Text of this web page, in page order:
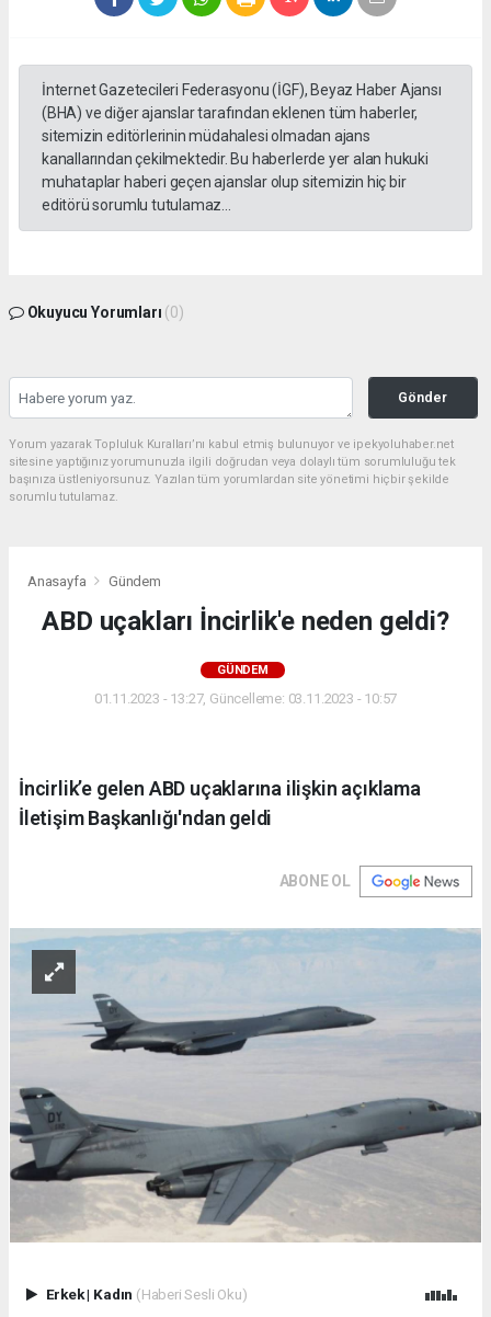
İnternet Gazetecileri Federasyonu (İGF), Beyaz Haber Ajansı
(BHA) ve diğer ajanslar tarafından eklenen tüm haberler,
sitemizin editörlerinin müdahalesi olmadan ajans
kanallarından çekilmektedir. Bu haberlerde yer alan hukuki
muhataplar haberi geçen ajanslar olup sitemizin hiç bir
editörü sorumlu tutulamaz...
Okuyucu Yorumları (0)
Gönder
Yorum yazarak Topluluk Kuralları’nı kabul etmiş bulunuyor ve ipekyoluhaber.net
sitesine yaptığınız yorumunuzla ilgili doğrudan veya dolaylı tüm sorumluluğu tek
başınıza üstleniyorsunuz. Yazılan tüm yorumlardan site yönetimi hiçbir şekilde
sorumlu tutulamaz.
Anasayfa Gündem
ABD uçakları İncirlik'e neden geldi?
GÜNDEM
01.11.2023 - 13:27, Güncelleme: 03.11.2023 - 10:57
İncirlik’e gelen ABD uçaklarına ilişkin açıklama
İletişim Başkanlığı'ndan geldi
ABONE OL
Erkek| Kadın (Haberi Sesli Oku)